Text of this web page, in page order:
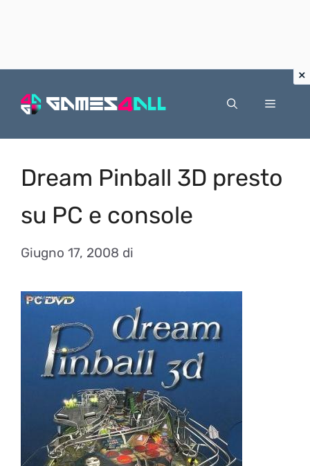
Menu
Dream Pinball 3D presto
su PC e console
Giugno 17, 2008 di